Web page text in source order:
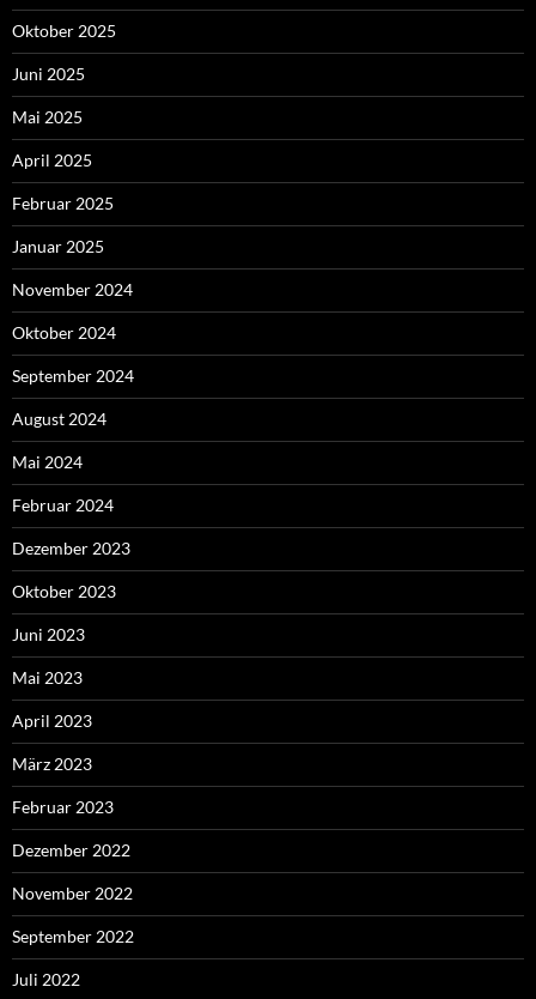
Oktober 2025
Juni 2025
Mai 2025
April 2025
Februar 2025
Januar 2025
November 2024
Oktober 2024
September 2024
August 2024
Mai 2024
Februar 2024
Dezember 2023
Oktober 2023
Juni 2023
Mai 2023
April 2023
März 2023
Februar 2023
Dezember 2022
November 2022
September 2022
Juli 2022